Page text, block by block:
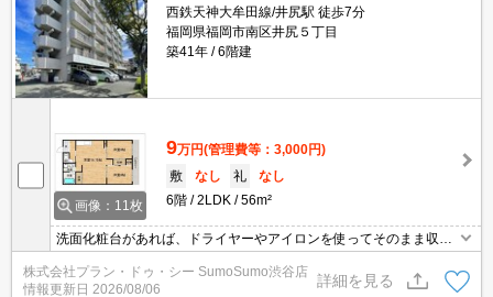
西鉄天神大牟田線/井尻駅 徒歩7分
福岡県福岡市南区井尻５丁目
築41年
6階建
画像：11枚
9万円(管理費等：3,000円)
敷
なし 礼
なし
6階
2LDK 56m²
洗面化粧台があれば、ドライヤーやアイロンを使ってそのまま収納
できるので便利です。共用部にはエレベータ・敷地内ごみ置き場な
どが揃っております。知らない人が来た時でも玄関を開ける必要が
なくなるモニター付きインターホンが付いております。内装に統一
株式会社プラン・ドゥ・シー SumoSumo渋谷店
情報更新日 2026/08/06
詳細を見る